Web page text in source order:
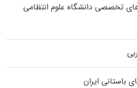
تخصصی داﻧﺸﮕﺎه ﻋﻠﻮم انتظامی
باستانی ایران